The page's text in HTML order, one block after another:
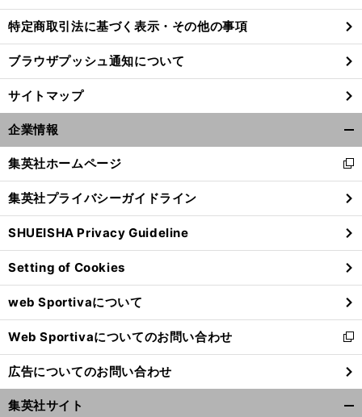
前
へ
特定商取引法に基づく表示・その他の事項
ブラウザプッシュ通知について
サイトマップ
企業情報
閉
る
集英社ホームページ
新
し
い
ウ
ィ
ン
ド
ウ
で
開
く
集英社プライバシーガイドライン
SHUEISHA Privacy Guideline
Setting of Cookies
web Sportivaについて
Web Sportivaについてのお問い合わせ
新
し
い
ウ
ィ
広告についてのお問い合わせ
集英社サイト